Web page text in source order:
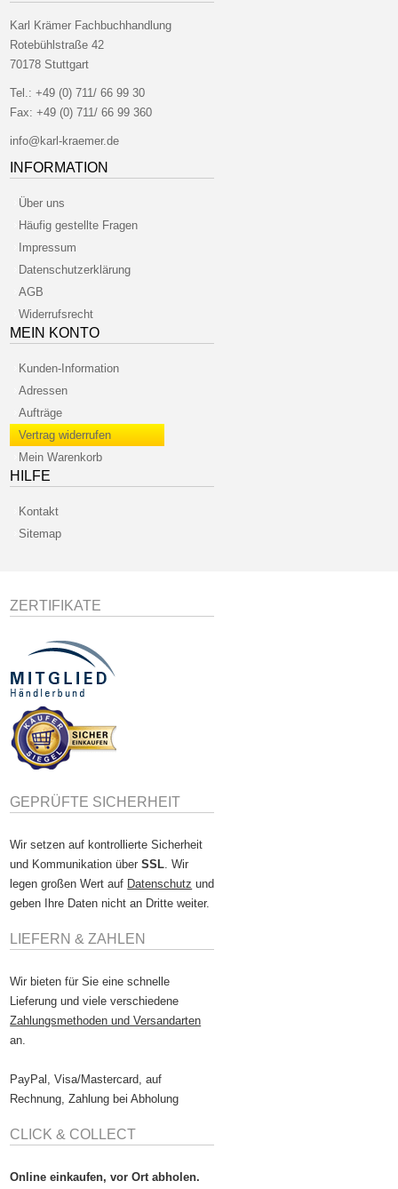
Karl Krämer Fachbuchhandlung
Rotebühlstraße 42
70178 Stuttgart
Tel.:+49 (0) 711/ 66 99 30
Fax: +49 (0) 711/ 66 99 360
info@karl-kraemer.de
INFORMATION
Über uns
Häufig gestellte Fragen
Impressum
Datenschutzerklärung
AGB
Widerrufsrecht
MEIN KONTO
Kunden-Information
Adressen
Aufträge
Vertrag widerrufen
Mein Warenkorb
HILFE
Kontakt
Sitemap
ZERTIFIKATE
GEPRÜFTE SICHERHEIT
Wir setzen auf kontrollierte Sicherheit
und Kommunikation überSSL . Wir
legen großen Wert auf Datenschutz und
geben Ihre Daten nicht an Dritte weiter.
LIEFERN & ZAHLEN
Wir bieten für Sie eine schnelle
Lieferung und viele verschiedene
Zahlungsmethoden und Versandarten
an.
PayPal, Visa/Mastercard, auf
Rechnung, Zahlung bei Abholung
CLICK & COLLECT
Online einkaufen, vor Ort abholen.